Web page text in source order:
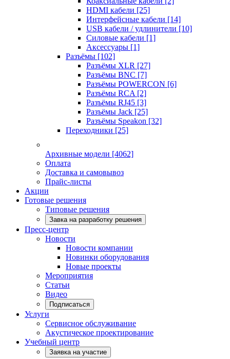
HDMI кабели [25]
Интерфейсные кабели [14]
USB кабели / удлинители [10]
Силовые кабели [1]
Аксессуары [1]
Разъёмы [102]
Разъёмы XLR [27]
Разъёмы BNC [7]
Разъёмы POWERCON [6]
Разъёмы RCA [2]
Разъёмы RJ45 [3]
Разъёмы Jack [25]
Разъёмы Speakon [32]
Переходники [25]
Архивные модели [4062]
Оплата
Доставка и самовывоз
Прайс-листы
Акции
Готовые решения
Типовые решения
Завка на разработку решения
Пресс-центр
Новости
Новости компании
Новинки оборудования
Новые проекты
Мероприятия
Статьи
Видео
Подписаться
Услуги
Сервисное обслуживание
Акустическое проектирование
Учебный центр
Заявка на участие